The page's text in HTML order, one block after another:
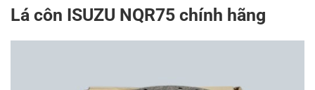
Lá côn ISUZU NQR75 chính hãng